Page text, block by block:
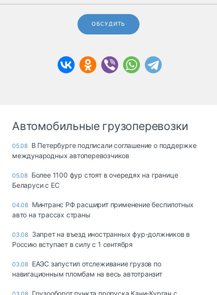
ОБСУДИТЬ
Автомобильные грузоперевозки
05.08 В Петербурге подписали соглашение о поддержке
международных автоперевозчиков
05.08 Более 1100 фур стоят в очередях на границе
Беларуси с ЕС
04.08 Минтранс РФ расширит применение беспилотных
авто на трассах страны
03.08 Запрет на въезд иностранных фур-должников в
Россию вступает в силу с 1 сентября
03.08 ЕАЭС запустил отслеживание грузов по
навигационным пломбам на весь автотранзит
Грузооборот пункта пропуска Кани-Курган с